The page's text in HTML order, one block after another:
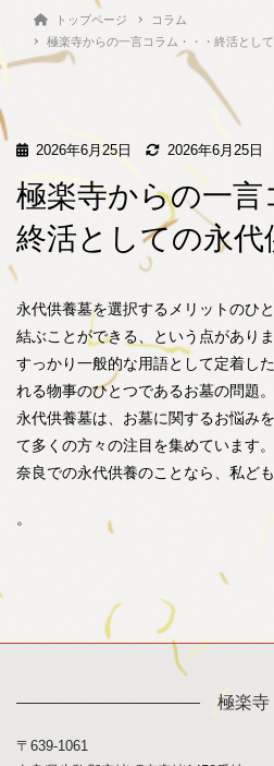
トップページ
コラム
極楽寺からの一言コラム・・・終活とし
2026年6月25日 2026年6月25日
極楽寺からの一言
終活としての永代
永代供養墓を選択するメリットのひ
結ぶことができる、という点がありま
すっかり一般的な用語として定着し
れる物事のひとつであるお墓の問題。
永代供養墓は、お墓に関するお悩み
て多くの方々の注目を集めています。
奈良での永代供養のことなら、私ど
。
極楽寺
〒639-1061